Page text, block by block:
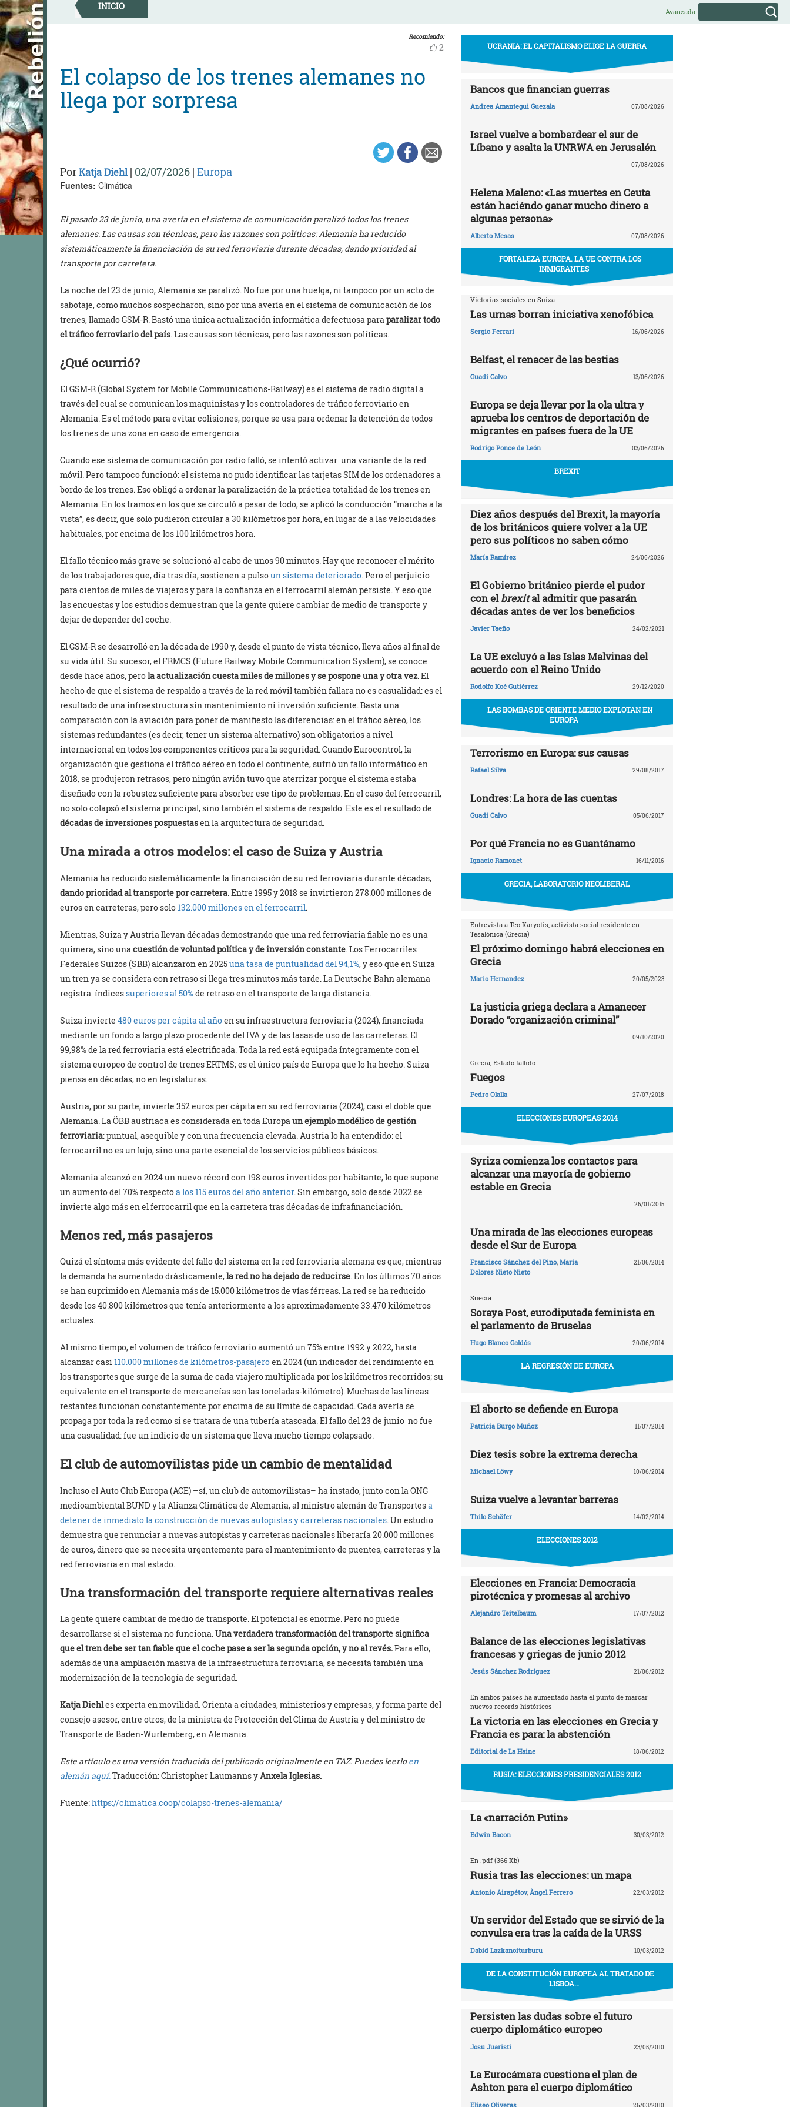
Skip
to
content
INICIO Avanzada
Recomiendo:
2
El colapso de los trenes alemanes no
llega por sorpresa
PorKatja Diehl| 02/07/2026 | Europa
Fuentes: Climática
El pasado 23 de junio, una avería en el sistema de comunicación paralizó todos los trenes
alemanes. Las causas son técnicas, pero las razones son políticas: Alemania ha reducido
sistemáticamente la financiación de su red ferroviaria durante décadas, dando prioridad al
transporte por carretera.
La noche del 23 de junio, Alemania se paralizó. No fue por una huelga, ni tampoco por un acto de
sabotaje, como muchos sospecharon, sino por una avería en el sistema de comunicación de los
trenes, llamado GSM-R. Bastó una única actualización informática defectuosa paraparalizar todo
el tráfico ferroviario del país. Las causas son técnicas, pero las razones son políticas.
¿Qué ocurrió?
El GSM-R (Global System for Mobile Communications-Railway) es el sistema de radio digital a
través del cual se comunican los maquinistas y los controladores de tráfico ferroviario en
Alemania. Es el método para evitar colisiones, porque se usa para ordenar la detención de todos
los trenes de una zona en caso de emergencia.
Cuando ese sistema de comunicación por radio falló, se intentó activar una variante de la red
móvil. Pero tampoco funcionó: el sistema no pudo identificar las tarjetas SIM de los ordenadores a
bordo de los trenes. Eso obligó a ordenar la paralización de la práctica totalidad de los trenes en
Alemania. En los tramos en los que se circuló a pesar de todo, se aplicó la conducción “marcha a la
vista”, es decir, que solo pudieron circular a 30 kilómetros por hora, en lugar de a las velocidades
habituales, por encima de los 100 kilómetros hora.
El fallo técnico más grave se solucionó al cabo de unos 90 minutos. Hay que reconocer el mérito
de los trabajadores que, día tras día, sostienen a pulsoun sistema deteriorado. Pero el perjuicio
para cientos de miles de viajeros y para la confianza en el ferrocarril alemán persiste. Y eso que
las encuestas y los estudios demuestran que la gente quiere cambiar de medio de transporte y
dejar de depender del coche.
El GSM-R se desarrolló en la década de 1990 y, desde el punto de vista técnico, lleva años al final de
su vida útil. Su sucesor, el FRMCS (Future Railway Mobile Communication System), se conoce
desde hace años, perola actualización cuesta miles de millones y se pospone una y otra vez. El
hecho de que el sistema de respaldo a través de la red móvil también fallara no es casualidad: es el
resultado de una infraestructura sin mantenimiento ni inversión suficiente. Basta una
comparación con la aviación para poner de manifiesto las diferencias: en el tráfico aéreo, los
sistemas redundantes (es decir, tener un sistema alternativo) son obligatorios a nivel
internacional en todos los componentes críticos para la seguridad. Cuando Eurocontrol, la
organización que gestiona el tráfico aéreo en todo el continente, sufrió un fallo informático en
2018, se produjeron retrasos, pero ningún avión tuvo que aterrizar porque el sistema estaba
diseñado con la robustez suficiente para absorber ese tipo de problemas. En el caso del ferrocarril,
no solo colapsó el sistema principal, sino también el sistema de respaldo. Este es el resultado de
décadas de inversiones pospuestasen la arquitectura de seguridad.
Una mirada a otros modelos: el caso de Suiza y Austria
Alemania ha reducido sistemáticamente la financiación de su red ferroviaria durante décadas,
dando prioridad al transporte por carretera. Entre 1995 y 2018 se invirtieron 278.000 millones de
euros en carreteras, pero solo132.000 millones en el ferrocarril.
Mientras, Suiza y Austria llevan décadas demostrando que una red ferroviaria fiable no es una
quimera, sino unacuestión de voluntad política y de inversión constante. Los Ferrocarriles
Federales Suizos (SBB) alcanzaron en 2025una tasa de puntualidad del 94,1%, y eso que en Suiza
un tren ya se considera con retraso si llega tres minutos más tarde. La Deutsche Bahn alemana
registra índicessuperiores al 50%de retraso en el transporte de larga distancia.
Suiza invierte 480 euros per cápita al añoen su infraestructura ferroviaria (2024), financiada
mediante un fondo a largo plazo procedente del IVA y de las tasas de uso de las carreteras. El
99,98% de la red ferroviaria está electrificada. Toda la red está equipada íntegramente con el
sistema europeo de control de trenes ERTMS; es el único país de Europa que lo ha hecho. Suiza
piensa en décadas, no en legislaturas.
Austria, por su parte, invierte 352 euros per cápita en su red ferroviaria (2024), casi el doble que
Alemania. La ÖBB austriaca es considerada en toda Europaun ejemplo modélico de gestión
ferroviaria: puntual, asequible y con una frecuencia elevada. Austria lo ha entendido: el
ferrocarril no es un lujo, sino una parte esencial de los servicios públicos básicos.
Alemania alcanzó en 2024 un nuevo récord con 198 euros invertidos por habitante, lo que supone
un aumento del 70% respectoa los 115 euros del año anterior. Sin embargo, solo desde 2022 se
invierte algo más en el ferrocarril que en la carretera tras décadas de infrafinanciación.
Menos red, más pasajeros
Quizá el síntoma más evidente del fallo del sistema en la red ferroviaria alemana es que, mientras
la demanda ha aumentado drásticamente,la red no ha dejado de reducirse. En los últimos 70 años
se han suprimido en Alemania más de 15.000 kilómetros de vías férreas. La red se ha reducido
desde los 40.800 kilómetros que tenía anteriormente a los aproximadamente 33.470 kilómetros
actuales.
Al mismo tiempo, el volumen de tráfico ferroviario aumentó un 75% entre 1992 y 2022, hasta
alcanzar casi110.000 millones de kilómetros-pasajeroen 2024 (un indicador del rendimiento en
los transportes que surge de la suma de cada viajero multiplicada por los kilómetros recorridos; su
equivalente en el transporte de mercancías son las toneladas-kilómetro). Muchas de las líneas
restantes funcionan constantemente por encima de su límite de capacidad. Cada avería se
propaga por toda la red como si se tratara de una tubería atascada. El fallo del 23 de junio no fue
una casualidad: fue un indicio de un sistema que lleva mucho tiempo colapsado.
El club de automovilistas pide un cambio de mentalidad
Incluso el Auto Club Europa (ACE) –sí, un club de automovilistas– ha instado, junto con la ONG
medioambiental BUND y la Alianza Climática de Alemania, al ministro alemán de Transportesa
detener de inmediato la construcción de nuevas autopistas y carreteras nacionales . Un estudio
demuestra que renunciar a nuevas autopistas y carreteras nacionales liberaría 20.000 millones
de euros, dinero que se necesita urgentemente para el mantenimiento de puentes, carreteras y la
red ferroviaria en mal estado.
Una transformación del transporte requiere alternativas reales
La gente quiere cambiar de medio de transporte. El potencial es enorme. Pero no puede
desarrollarse si el sistema no funciona.Una verdadera transformación del transporte significa
que el tren debe ser tan fiable que el coche pase a ser la segunda opción, y no al revés.Para ello,
además de una ampliación masiva de la infraestructura ferroviaria, se necesita también una
modernización de la tecnología de seguridad.
Katja Diehles experta en movilidad. Orienta a ciudades, ministerios y empresas, y forma parte del
consejo asesor, entre otros, de la ministra de Protección del Clima de Austria y del ministro de
Transporte de Baden-Wurtemberg, en Alemania.
Este artículo es una versión traducida del publicado originalmente en TAZ. Puedes leerloen
alemán aquí.Traducción: Christopher Laumanns yAnxela Iglesias.
Fuente:https://climatica.coop/colapso-trenes-alemania/
UCRANIA: EL CAPITALISMO ELIGE LA GUERRA
Bancos que financian guerras
Andrea Amantegui Guezala 07/08/2026
Israel vuelve a bombardear el sur de
Líbano y asalta la UNRWA en Jerusalén
07/08/2026
Helena Maleno: «Las muertes en Ceuta
están haciéndo ganar mucho dinero a
algunas persona»
Alberto Mesas 07/08/2026
FORTALEZA EUROPA. LA UE CONTRA LOS
INMIGRANTES
Victorias sociales en Suiza
Las urnas borran iniciativa xenofóbica
Sergio Ferrari 16/06/2026
Belfast, el renacer de las bestias
Guadi Calvo 13/06/2026
Europa se deja llevar por la ola ultra y
aprueba los centros de deportación de
migrantes en países fuera de la UE
Rodrigo Ponce de León 03/06/2026
BREXIT
Diez años después del Brexit, la mayoría
de los británicos quiere volver a la UE
pero sus políticos no saben cómo
María Ramírez 24/06/2026
El Gobierno británico pierde el pudor
con elbrexital admitir que pasarán
décadas antes de ver los beneficios
Javier Taeño 24/02/2021
La UE excluyó a las Islas Malvinas del
acuerdo con el Reino Unido
Rodolfo Koé Gutiérrez 29/12/2020
LAS BOMBAS DE ORIENTE MEDIO EXPLOTAN EN
EUROPA
Terrorismo en Europa: sus causas
Rafael Silva 29/08/2017
Londres: La hora de las cuentas
Guadi Calvo 05/06/2017
Por qué Francia no es Guantánamo
Ignacio Ramonet 16/11/2016
GRECIA, LABORATORIO NEOLIBERAL
Entrevista a Teo Karyotis, activista social residente en
Tesalónica (Grecia)
El próximo domingo habrá elecciones en
Grecia
Mario Hernandez 20/05/2023
La justicia griega declara a Amanecer
Dorado “organización criminal”
09/10/2020
Grecia, Estado fallido
Fuegos
Pedro Olalla 27/07/2018
ELECCIONES EUROPEAS 2014
Syriza comienza los contactos para
alcanzar una mayoría de gobierno
estable en Grecia
26/01/2015
Una mirada de las elecciones europeas
desde el Sur de Europa
Francisco Sánchez del Pino, María
Dolores Nieto Nieto
21/06/2014
Suecia
Soraya Post, eurodiputada feminista en
el parlamento de Bruselas
Hugo Blanco Galdós 20/06/2014
LA REGRESIÓN DE EUROPA
El aborto se defiende en Europa
Patricia Burgo Muñoz 11/07/2014
Diez tesis sobre la extrema derecha
Michael Löwy 10/06/2014
Suiza vuelve a levantar barreras
Thilo Schäfer 14/02/2014
ELECCIONES 2012
Elecciones en Francia: Democracia
pirotécnica y promesas al archivo
Alejandro Teitelbaum 17/07/2012
Balance de las elecciones legislativas
francesas y griegas de junio 2012
Jesús Sánchez Rodríguez 21/06/2012
En ambos países ha aumentado hasta el punto de marcar
nuevos records históricos
La victoria en las elecciones en Grecia y
Francia es para: la abstención
Editorial de La Haine 18/06/2012
RUSIA: ELECCIONES PRESIDENCIALES 2012
La «narración Putin»
Edwin Bacon 30/03/2012
En .pdf (366 Kb)
Rusia tras las elecciones: un mapa
Antonio Airapétov, Àngel Ferrero 22/03/2012
Un servidor del Estado que se sirvió de la
convulsa era tras la caída de la URSS
Dabid Lazkanoiturburu 10/03/2012
DE LA CONSTITUCIÓN EUROPEA AL TRATADO DE
LISBOA…
Persisten las dudas sobre el futuro
cuerpo diplomático europeo
Josu Juaristi 23/05/2010
La Eurocámara cuestiona el plan de
Ashton para el cuerpo diplomático
Eliseo Oliveras